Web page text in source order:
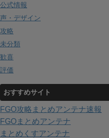
公式情報
声・デザイン
攻略
未分類
歓喜
評価
おすすめサイト
FGO攻略まとめアンテナ速報
FGOまとめアンテナ
まとめくすアンテナ